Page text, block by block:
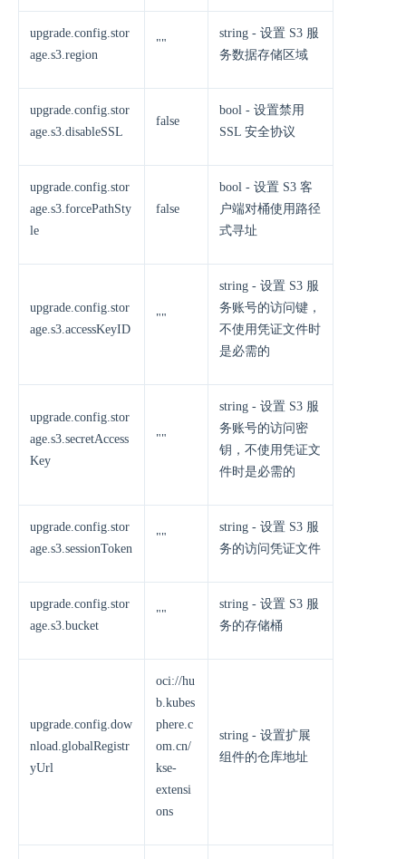
upgrade.config.stor
age.s3.region
""
string - 设置 S3 服
务数据存储区域
upgrade.config.stor
age.s3.disableSSL
false
bool - 设置禁用
SSL 安全协议
upgrade.config.stor
age.s3.forcePathSty
le
false
bool - 设置 S3 客
户端对桶使用路径
式寻址
upgrade.config.stor
age.s3.accessKeyID
""
string - 设置 S3 服
务账号的访问键，
不使用凭证文件时
是必需的
upgrade.config.stor
age.s3.secretAccess
Key
""
string - 设置 S3 服
务账号的访问密
钥，不使用凭证文
件时是必需的
upgrade.config.stor
age.s3.sessionToken
""
string - 设置 S3 服
务的访问凭证文件
upgrade.config.stor
age.s3.bucket
""
string - 设置 S3 服
务的存储桶
upgrade.config.dow
nload.globalRegistr
yUrl
oci://hu
b.kubes
phere.c
om.cn/
kse-
extensi
ons
string - 设置扩展
组件的仓库地址